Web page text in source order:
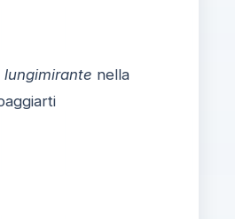
nella